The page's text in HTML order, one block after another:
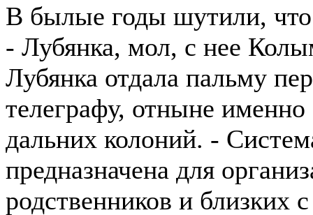
В былые годы шутили,
- Лубянка, мол, с нее
Лубянка отдала пальму
телеграфу, отныне
дальних колоний. -
предназначена для
родственников и